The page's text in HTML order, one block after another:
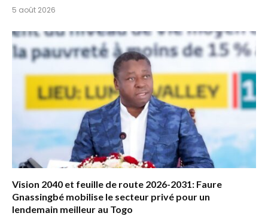
5 août 2026
Vision 2040 et feuille de route 2026-2031: Faure
Gnassingbé mobilise le secteur privé pour un
lendemain meilleur au Togo